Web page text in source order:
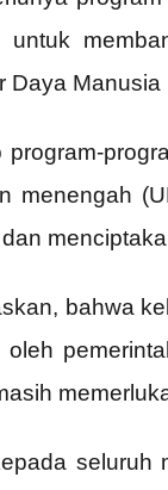
untuk
Daya
program-
menengah
bahwa